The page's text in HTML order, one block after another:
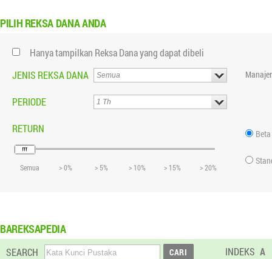
PILIH REKSA DANA ANDA
Hanya tampilkan Reksa Dana yang dapat dibeli
JENIS REKSA DANA
PERIODE
RETURN
Semua > 0% > 5% > 10% > 15% > 20%
Beta
BAREKSAPEDIA
SEARCH INDEKS A